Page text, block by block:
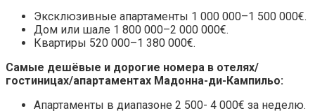
Эксклюзивные апартаменты 1 000 000–1 500 000€.
Дом или шале 1 800 000–2 000 000€.
Квартиры 520 000–1 380 000€.
Самые дешёвые и дорогие номера в отелях/
гостиницах/апартаментах Мадонна-ди-Кампильо:
Апартаменты в диапазоне 2 500- 4 000€ за неделю.